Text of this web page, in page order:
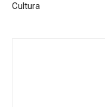
Cultura